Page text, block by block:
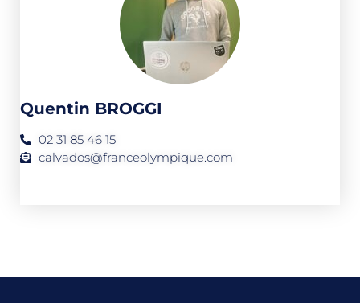
Quentin BROGGI
02 31 85 46 15
calvados@franceolympique.com